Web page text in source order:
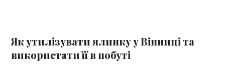
Як утилізувати ялинку у Вінниці та
використати її в побуті